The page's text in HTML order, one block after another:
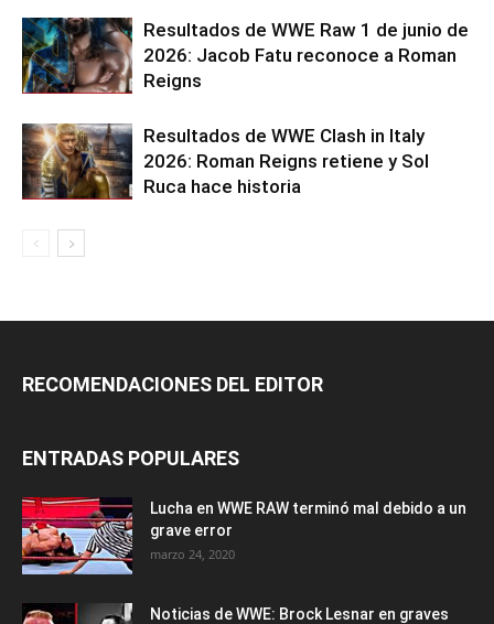
Resultados de WWE Raw 1 de junio de
2026: Jacob Fatu reconoce a Roman
Reigns
Resultados de WWE Clash in Italy
2026: Roman Reigns retiene y Sol
Ruca hace historia
RECOMENDACIONES DEL EDITOR
ENTRADAS POPULARES
Lucha en WWE RAW terminó mal debido a un
grave error
marzo 24, 2020
Noticias de WWE: Brock Lesnar en graves